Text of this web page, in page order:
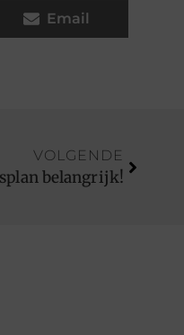
Email
VOLGENDE
belangrijk!